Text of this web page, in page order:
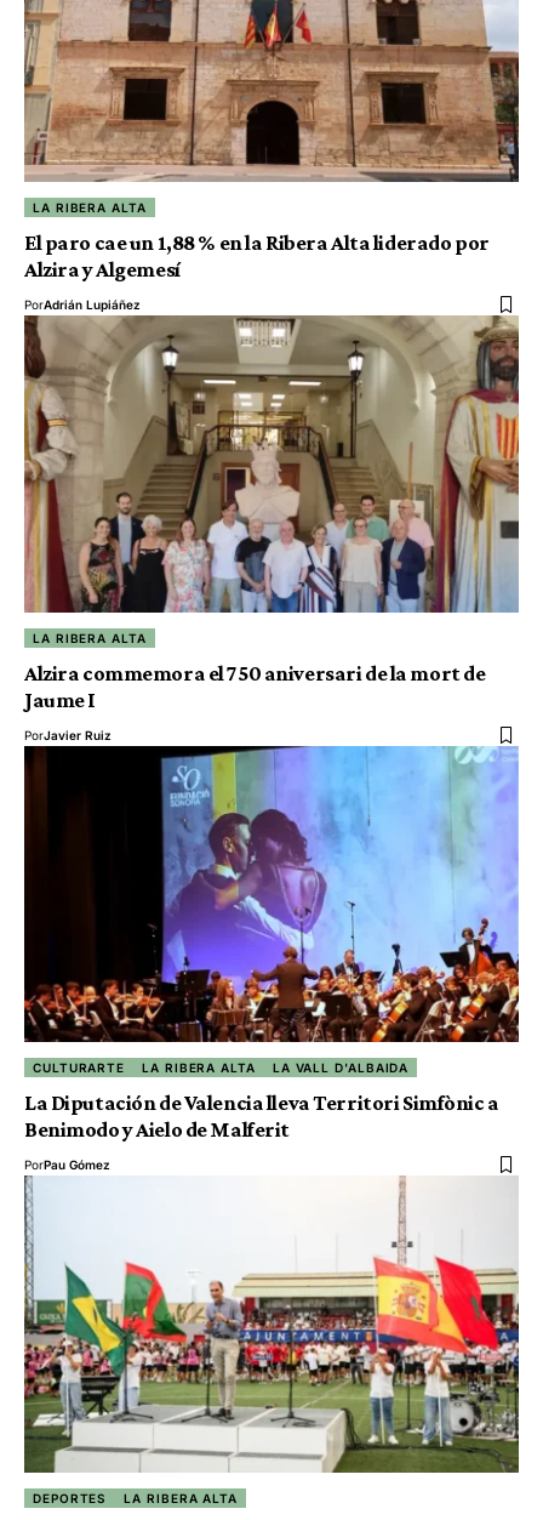
LA RIBERA ALTA
El paro cae un 1,88 % en la Ribera Alta liderado por
Alzira y Algemesí
PorAdrián Lupiáñez
LA RIBERA ALTA
Alzira commemora el 750 aniversari de la mort de
Jaume I
PorJavier Ruiz
CULTURARTE LA RIBERA ALTA LA VALL D'ALBAIDA
La Diputación de Valencia lleva Territori Simfònic a
Benimodo y Aielo de Malferit
PorPau Gómez
DEPORTES LA RIBERA ALTA